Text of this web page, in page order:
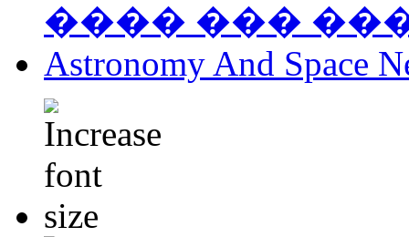
���� ���
Astronomy And Space